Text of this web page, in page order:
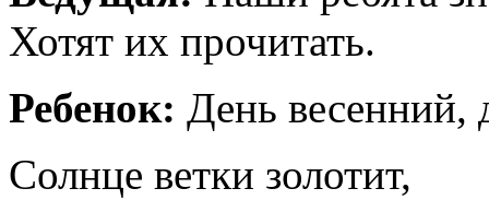
Хотят их прочитать.
Ребенок: День весенний,
Солнце ветки золотит,